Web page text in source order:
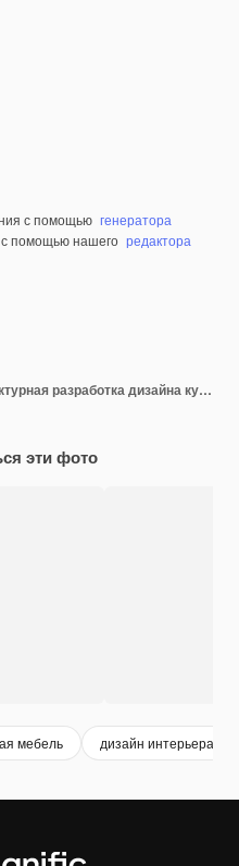
с помощью генератора
с помощью нашего редактора
Современная кухня архитектурная разработка дизайна кухонная стойка деревянный пол
эти фото
мебель дизайн интерьера